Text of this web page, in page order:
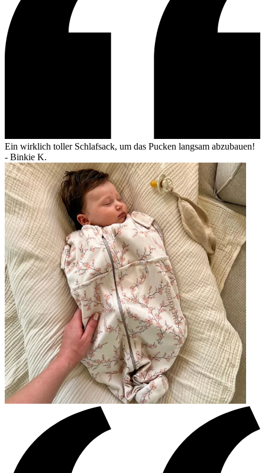
Ein wirklich toller Schlafsack, um das Pucken langsam abzubauen!
- Binkie K.